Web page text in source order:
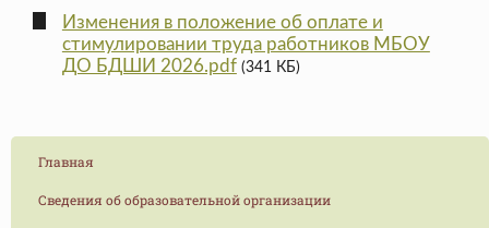
Изменения в положение об оплате и
стимулировании труда работников МБОУ
ДО БДШИ 2026.pdf (341 КБ)
Главная
Сведения об образовательной организации